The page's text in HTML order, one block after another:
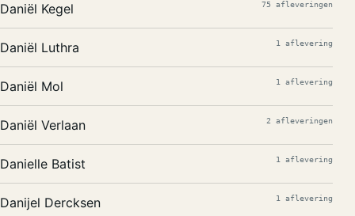
Daniël Kegel 75 afleveringen
Daniël Luthra 1 aflevering
Daniël Mol 1 aflevering
Daniël Verlaan 2 afleveringen
Danielle Batist 1 aflevering
Danijel Dercksen 1 aflevering